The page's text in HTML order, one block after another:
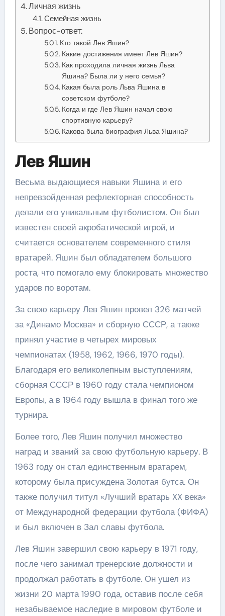
Личная жизнь
Семейная жизнь
Вопрос-ответ:
Кто такой Лев Яшин?
Какие достижения имеет Лев Яшин?
Как проходила личная жизнь Льва
Яшина? Была ли у него семья?
Какая была роль Льва Яшина в
советском футболе?
Когда и где Лев Яшин начал свою
спортивную карьеру?
Какова была биография Льва Яшина?
Лев Яшин
Весьма выдающиеся навыки Яшина и его
непревзойденная рефлекторная способность
делали его уникальным футболистом. Он был
известен своей акробатической игрой, и
считается основателем современного стиля
вратарей. Яшин был обладателем большого
роста, что помогало ему блокировать множество
ударов по воротам.
За свою карьеру Лев Яшин провел 326 матчей
за «Динамо Москва» и сборную СССР, а также
принял участие в четырех мировых
чемпионатах (1958, 1962, 1966, 1970 годы).
Благодаря его великолепным выступлениям,
сборная СССР в 1960 году стала чемпионом
Европы, а в 1964 году вышла в финал того же
турнира.
Более того, Лев Яшин получил множество
наград и званий за свою футбольную карьеру. В
1963 году он стал единственным вратарем,
которому была присуждена Золотая бутса. Он
также получил титул «Лучший вратарь XX века»
от Международной федерации футбола (ФИФА)
и был включен в Зал славы футбола.
Лев Яшин завершил свою карьеру в 1971 году,
после чего занимал тренерские должности и
продолжал работать в футболе. Он ушел из
жизни 20 марта 1990 года, оставив после себя
незабываемое наследие в мировом футболе и